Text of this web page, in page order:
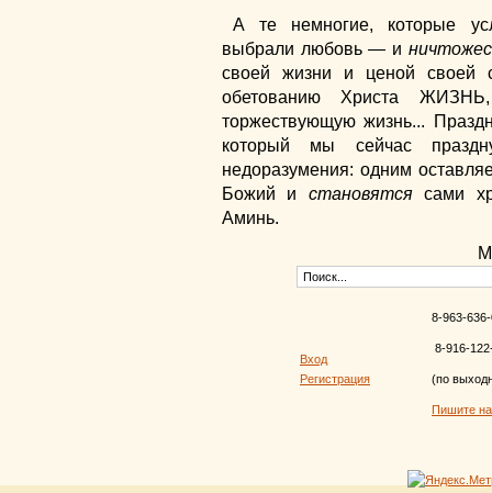
А те немногие, которые
выбрали любовь — и
своей жизни и ценой своей
обетованию Христа
торжествующую жизнь...
который мы сейчас
недоразумения: одним
Божий и становятся сами
Аминь.
Вход
Регистрация
8-963-
8-916-
(по
Пишите